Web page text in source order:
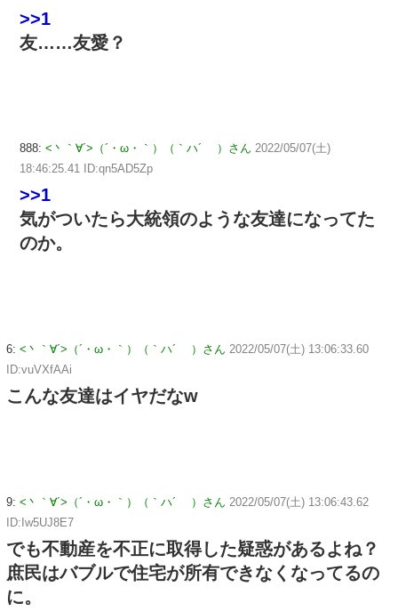
>>1
友……友愛？
888: <丶｀∀´>（´・ω・｀）（｀ハ´ ）さん 2022/05/07(土)
18:46:25.41 ID:qn5AD5Zp
>>1
気がついたら大統領のような友達になってた
のか。
6: <丶｀∀´>（´・ω・｀）（｀ハ´ ）さん 2022/05/07(土) 13:06:33.60
ID:vuVXfAAi
こんな友達はイヤだなw
9: <丶｀∀´>（´・ω・｀）（｀ハ´ ）さん 2022/05/07(土) 13:06:43.62
ID:Iw5UJ8E7
でも不動産を不正に取得した疑惑があるよね？
庶民はバブルで住宅が所有できなくなってるの
に。